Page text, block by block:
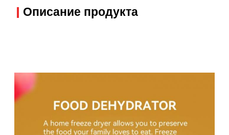
Описание продукта